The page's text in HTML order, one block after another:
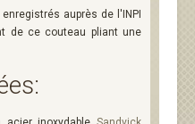
auprès de l'INPI
de ce couteau pliant une